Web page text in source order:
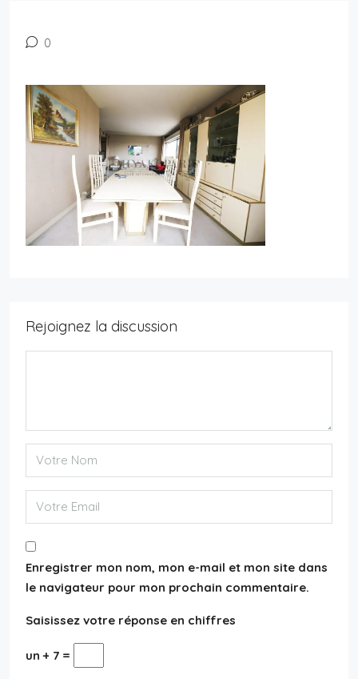
0
Rejoignez la discussion
Enregistrer mon nom, mon e-mail et mon site dans
le navigateur pour mon prochain commentaire.
Saisissez votre réponse en chiffres
un + 7 =